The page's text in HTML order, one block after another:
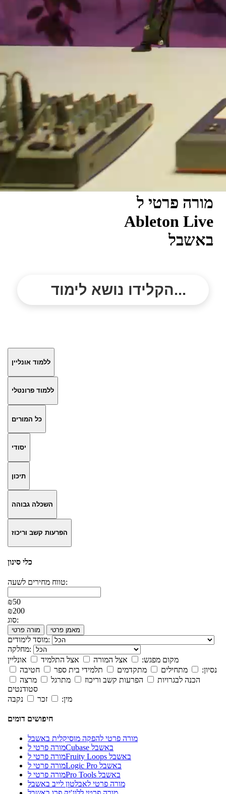
מורה פרטי ל
Ableton Live
באשבל
הקלידו נושא לימוד...
ללמוד אונליין
ללמוד פרונטלי
כל המורים
יסודי
תיכון
השכלה גבוהה
הפרעות קשב וריכוז
כלי סינון
טווח מחירים לשעה:
₪50
₪200
סוג:
מורה פרטי מאמן פרטי
מוסד לימודים:
מחלקה:
מקום מפגש:
אצל המורה אצל התלמיד
אונליין
נסיון:
מתחילים מתקדמים תלמידי בית ספר
חטיבה
הכנה לבגרויות
הפרעות קשב וריכוז מתרגל
מרצה
סטודנטים
מין:
זכר נקבה
חיפושים דומים
מורה פרטי להפקה מוסיקלית באשבל
מורה פרטי לCubase באשבל
מורה פרטי לFruity Loops באשבל
מורה פרטי לLogic Pro באשבל
מורה פרטי לPro Tools באשבל
מורה פרטי לאבלטון לייב באשבל